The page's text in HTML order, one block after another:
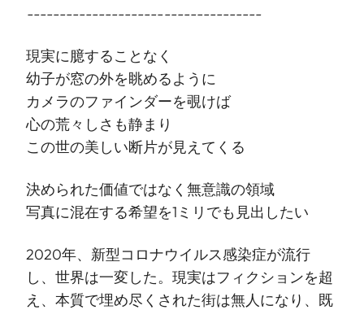
------------------------------------
現実に臆することなく
幼子が窓の外を眺めるように
カメラのファインダーを覗けば
心の荒々しさも静まり
この世の美しい断片が見えてくる
決められた価値ではなく無意識の領域
写真に混在する希望を1ミリでも見出したい
2020年、新型コロナウイルス感染症が流行
し、世界は一変した。現実はフィクションを超
え、本質で埋め尽くされた街は無人になり、既